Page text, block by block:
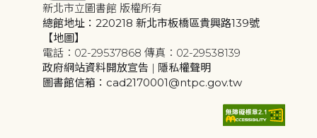
新北市立圖書館 版權所有
總館地址：220218 新北市板橋區貴興路139號
【地圖】
電話：02-29537868 傳真：02-29538139
政府網站資料開放宣告 | 隱私權聲明
圖書館信箱：cad2170001@ntpc.gov.tw